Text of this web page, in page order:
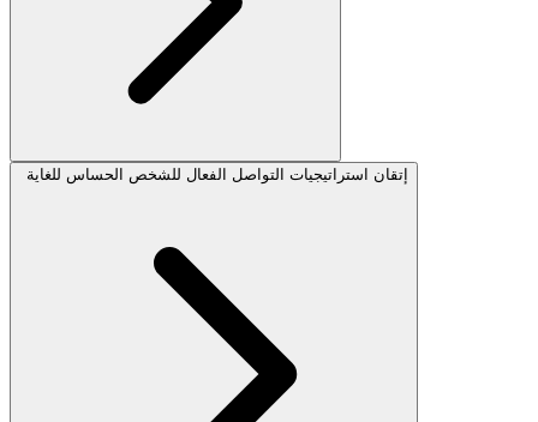
إتقان استراتيجيات التواصل الفعال للشخص الحساس للغاية